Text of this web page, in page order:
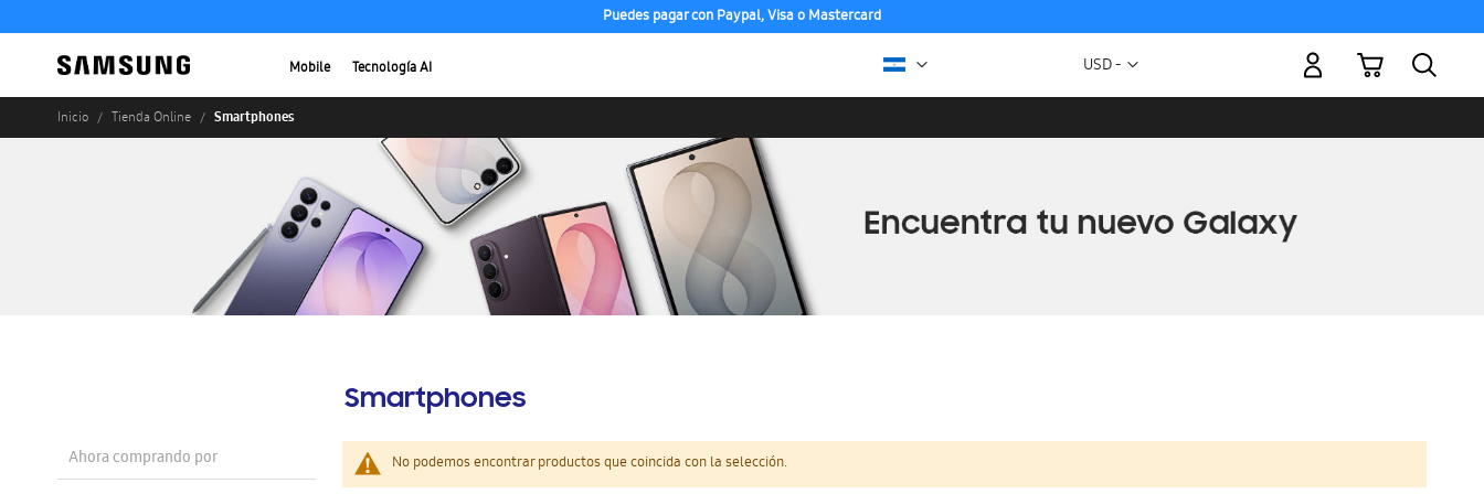
Puedes pagar con Paypal, Visa o Mastercard
Mobile Tecnología AI Moneda
USD -
Mi carrito
Inicio Tienda Online Smartphones
Smartphones
No podemos encontrar productos que coincida con la selección.
Ahora comprando por